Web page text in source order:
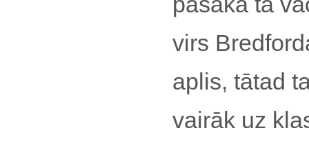
virs
aplis, tātad
vairāk uz